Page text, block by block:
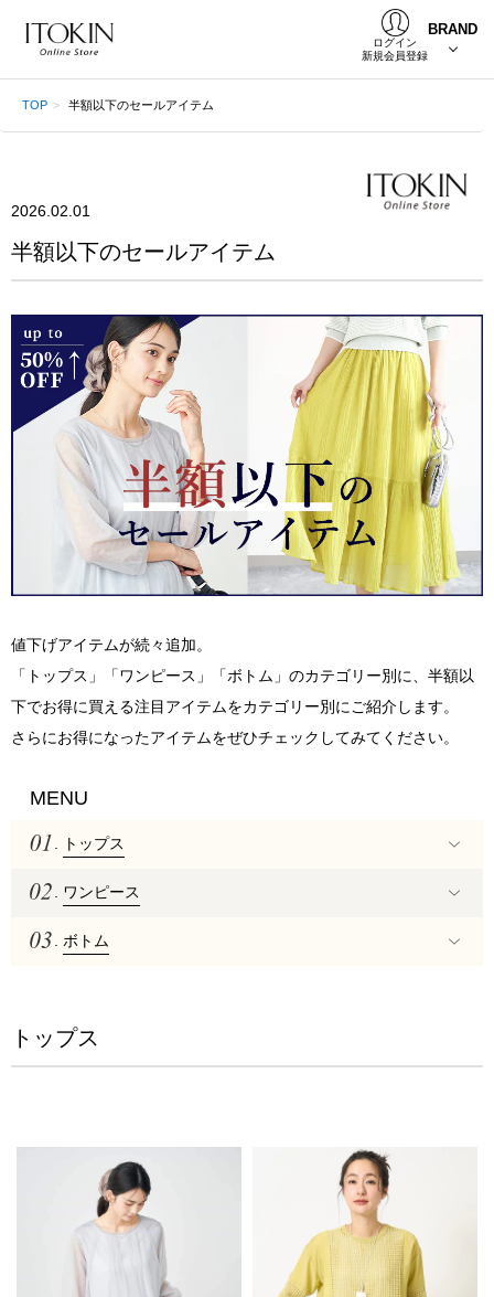
ログイン
新規会員登録
BRAND
TOP 半額以下のセールアイテム
2026.02.01
半額以下のセールアイテム
値下げアイテムが続々追加。
「トップス」「ワンピース」「ボトム」のカテゴリー別に、半額以
下でお得に買える注目アイテムをカテゴリー別にご紹介します。
さらにお得になったアイテムをぜひチェックしてみてください。
MENU
トップス
ワンピース
ボトム
トップス